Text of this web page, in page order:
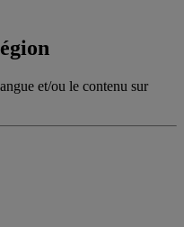
et/ou le contenu sur